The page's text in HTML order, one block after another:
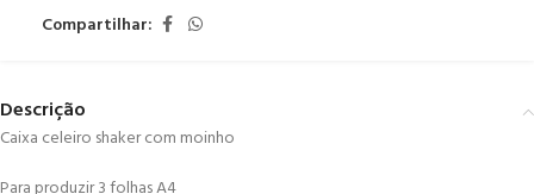
Compartilhar:
Descrição
Caixa celeiro shaker com moinho